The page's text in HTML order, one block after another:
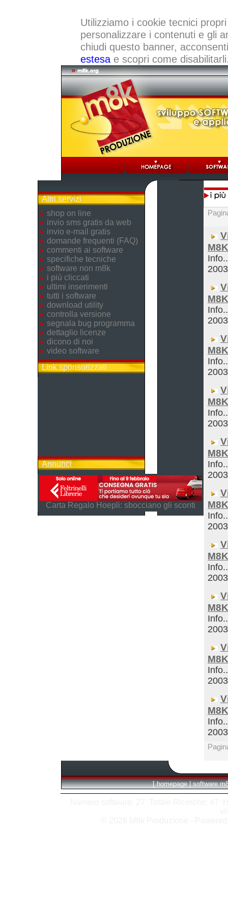
Utilizziamo i cookie tecnici
personalizzare i contenuti e gli
chiudi questo banner,
estesae scopri come
Altri servizi
shop on line
invio sms gratis da web
invio e-mail gratis
domande frequenti (FAQ)
commenti ai software
specifiche tecniche
software non m8k
i più cliccati
ultimi inserimenti
tutti i software
download utility
controlla versione
segnala bug programma
dettaglio licenze
dicono di noi
video software
Link sponsorizzati
Annunci
Carta Regalo Hoepli: sbocciano gli sconti
2003
2003
2003
2003
2003
2003
2003
2003
2003
2003
[ homepage | software